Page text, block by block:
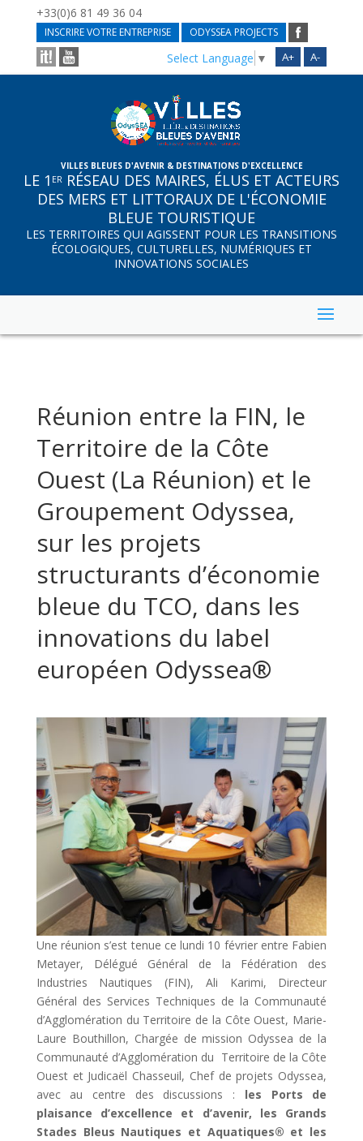
+33(0)6 81 49 36 04
INSCRIRE VOTRE ENTREPRISE ODYSSEA PROJECTS
A+ A-
Select Language ▼
VILLES BLEUES D'AVENIR & DESTINATIONS D'EXCELLENCE
LE 1 ER RÉSEAU DES MAIRES, ÉLUS ET ACTEURS
DES MERS ET LITTORAUX DE L'ÉCONOMIE
BLEUE TOURISTIQUE
LES TERRITOIRES QUI AGISSENT POUR LES TRANSITIONS
ÉCOLOGIQUES, CULTURELLES, NUMÉRIQUES ET
INNOVATIONS SOCIALES
Réunion entre la FIN, le
Territoire de la Côte
Ouest (La Réunion) et le
Groupement Odyssea,
sur les projets
structurants d’économie
bleue du TCO, dans les
innovations du label
européen Odyssea®
Une réunion s’est tenue ce lundi 10 février entre Fabien
Metayer, Délégué Général de la Fédération des
Industries Nautiques (FIN), Ali Karimi, Directeur
Général des Services Techniques de la Communauté
d’Agglomération du Territoire de la Côte Ouest, Marie-
Laure Bouthillon, Chargée de mission Odyssea de la
Communauté d’Agglomération du Territoire de la Côte
Ouest et Judicaël Chasseuil, Chef de projets Odyssea,
avec au centre des discussions : les Ports de
plaisance d’excellence et d’avenir, les Grands
Stades Bleus Nautiques et Aquatiques® et les